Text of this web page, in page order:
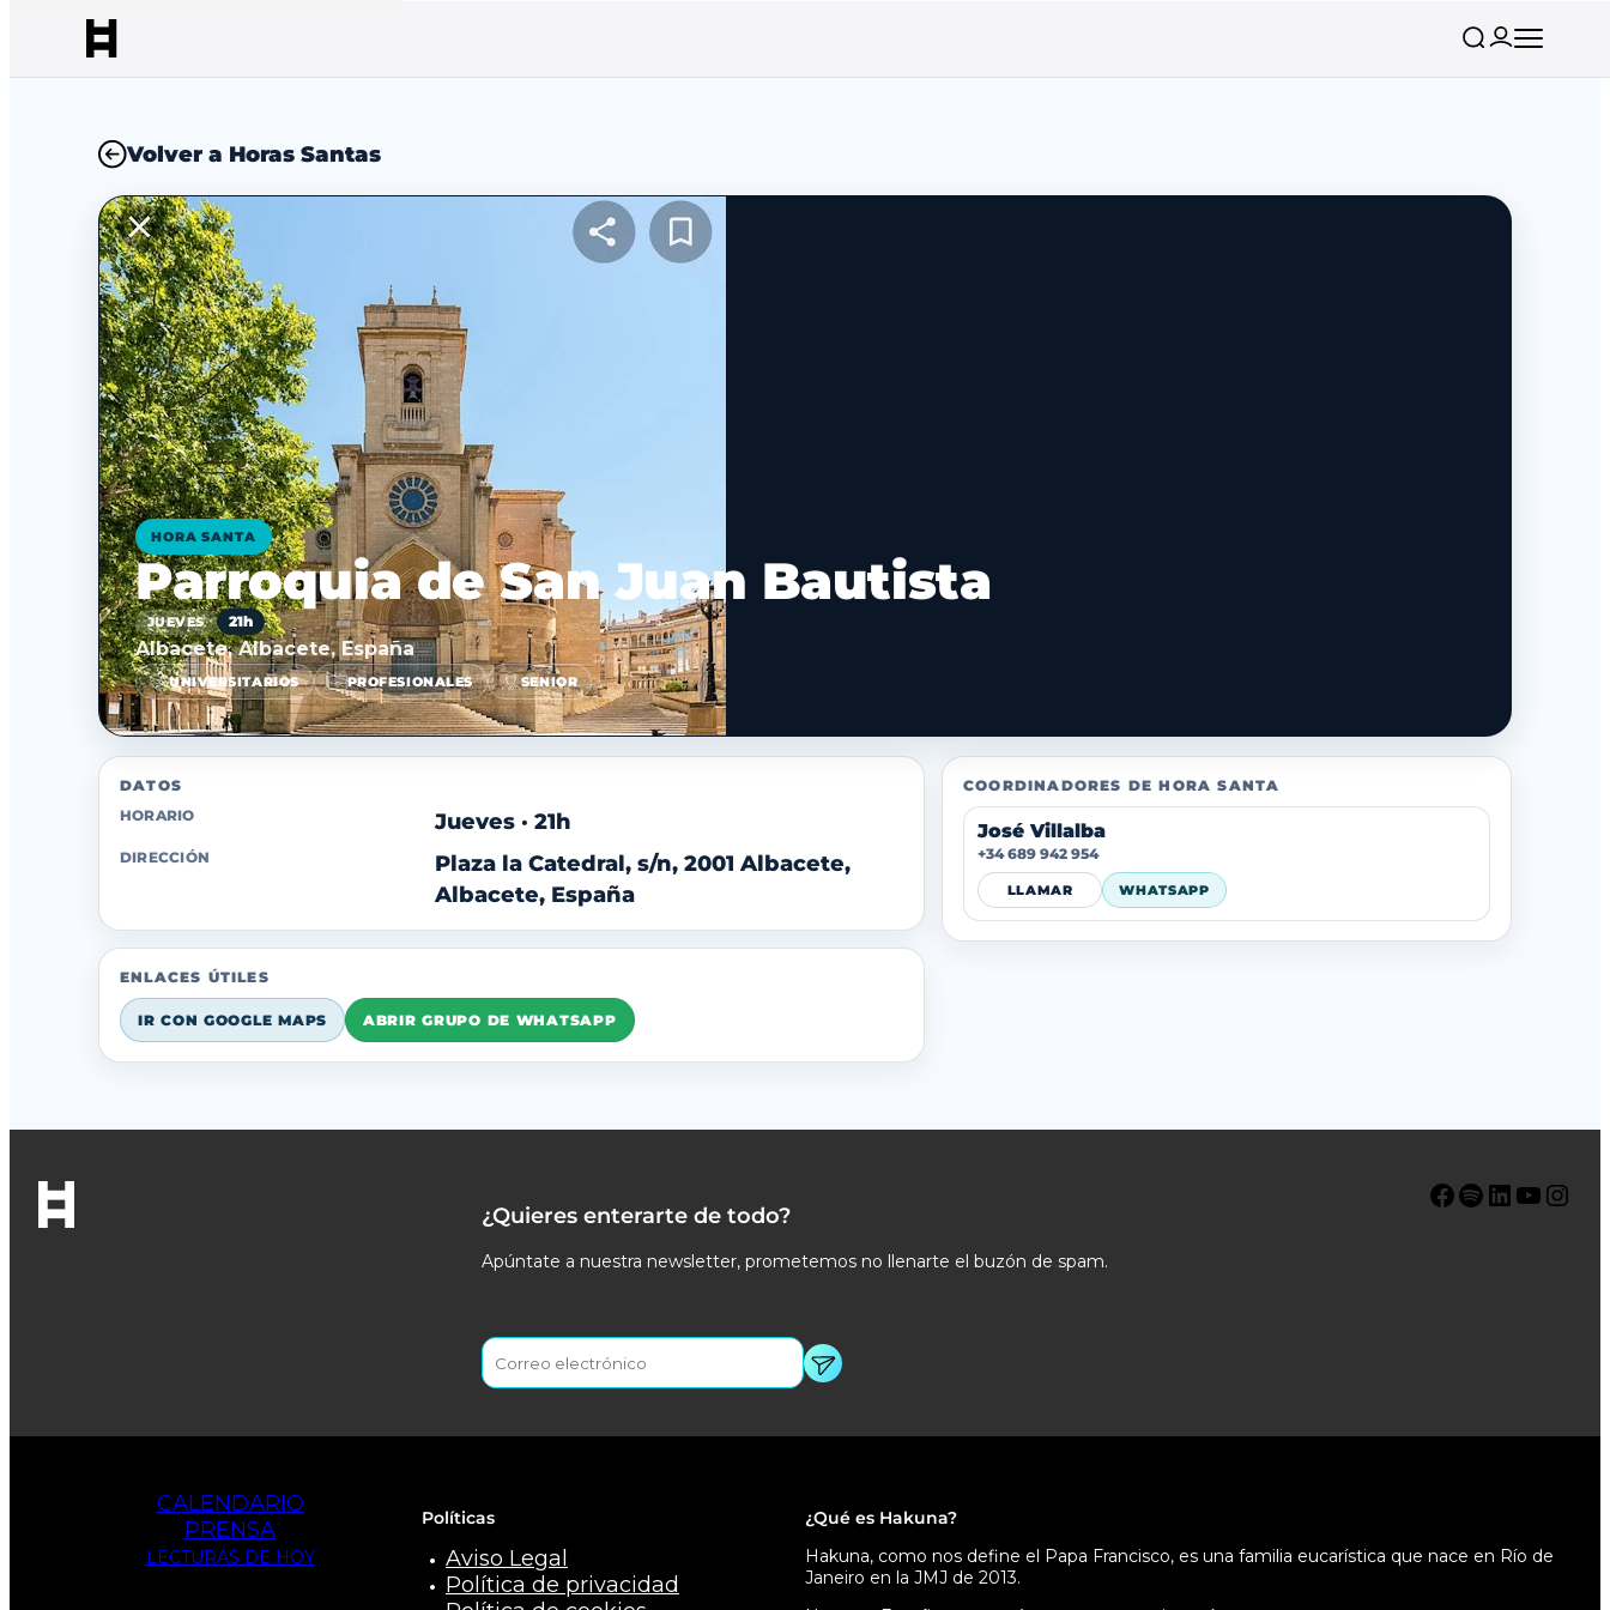
Volver a Horas Santas
HORA SANTA
Parroquia de San Juan Bautista
JUEVES 21h
Albacete, Albacete, España
UNIVERSITARIOS PROFESIONALES SENIOR
DATOS
HORARIO
Jueves · 21h
DIRECCIÓN
Plaza la Catedral, s/n, 2001 Albacete,
Albacete, España
ENLACES ÚTILES
IR CON GOOGLE MAPS ABRIR GRUPO DE WHATSAPP
COORDINADORES DE HORA SANTA
José Villalba
+34 689 942 954
LLAMAR WHATSAPP
¿Quieres enterarte de todo?
Apúntate a nuestra newsletter, prometemos no llenarte el buzón de spam.
Facebook Spotify LinkedIn YouTube Instagram
CALENDARIO
PRENSA
LECTURAS DE HOY
Políticas
Aviso Legal
Política de privacidad
¿Qué es Hakuna?
Hakuna, como nos define el Papa Francisco, es una familia eucarística que nace en Río de
Janeiro en la JMJ de 2013.